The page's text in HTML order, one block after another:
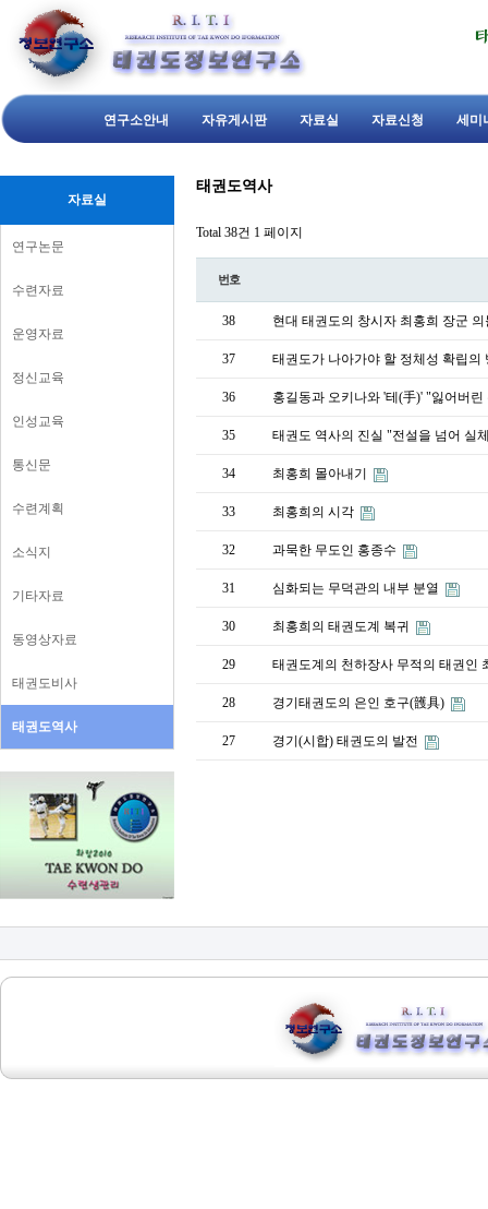
연구소안내 자유게시판 자료실 자료신청 세미
자료실
연구논문
수련자료
운영자료
정신교육
인성교육
통신문
수련계획
소식지
기타자료
동영상자료
태권도비사
태권도역사
태권도역사
Total 38건 1 페이지
번호
38 현대 태권도의 창시자 최홍희 장군
37 태권도가 나아가야 할 정체성 확립
36 홍길동과 오키나와 '테(手)' "잃어버
35 태권도 역사의 진실 "전설을 넘어 실
34 최홍희 몰아내기
33 최홍희의 시각
32 과묵한 무도인 홍종수
31 심화되는 무덕관의 내부 분열
30 최홍희의 태권도계 복귀
29 태권도계의 천하장사 무적의 태권인
28 경기태권도의 은인 호구(頀具)
27 경기(시합) 태권도의 발전